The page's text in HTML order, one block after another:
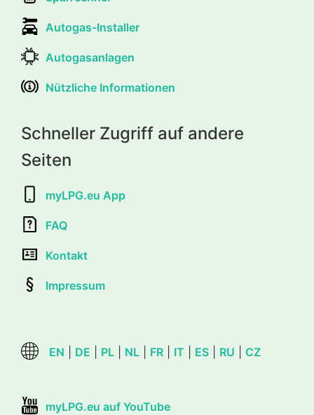
Autogas-Installer
Autogasanlagen
Nützliche Informationen
Schneller Zugriff auf andere
Seiten
myLPG.eu App
FAQ
Kontakt
Impressum
EN DE PL NL FR IT ES RU CZ
myLPG.eu auf YouTube